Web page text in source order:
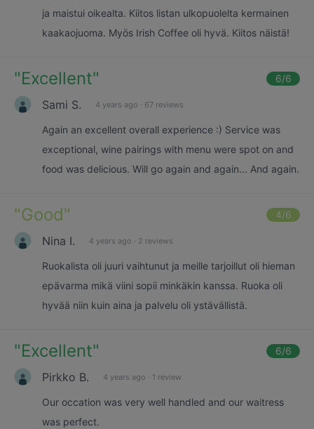
ja maistui oikealta. Kiitos listan ulkopuolelta kermainen
kaakaojuoma. Myös Irish Coffee oli hyvä. Kiitos näistä!
"Excellent" 6/6
Sami S. 4 years ago · 67 reviews
Again an excellent overall experience :) Service was
exceptional, wine pairings with menu were spot on and
food was delicious. Will go again and again... And again.
"Good" 4/6
Nina I. 4 years ago · 2 reviews
Ruokalista oli juuri vaihtunut ja meille tarjoillut oli hieman
epävarma mikä viini sopii minkäkin kanssa. Ruoka oli
hyvää niin kuin aina ja palvelu oli ystävällistä.
"Excellent" 6/6
Pirkko B. 4 years ago · 1 review
Our occation was very well handled and our waitress
was perfect.